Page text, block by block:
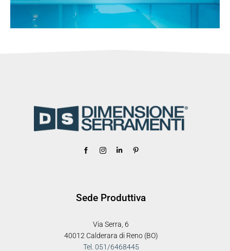
Sede Produttiva
Via Serra, 6
40012 Calderara di Reno (BO)
Tel. 051/6468445